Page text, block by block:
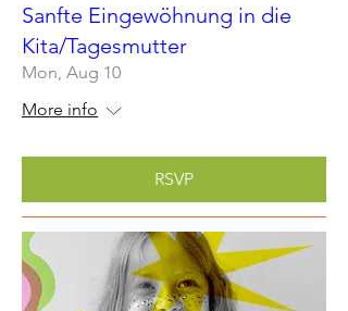
Sanfte Eingewöhnung in die
Kita/Tagesmutter
Mon, Aug 10
More info
RSVP